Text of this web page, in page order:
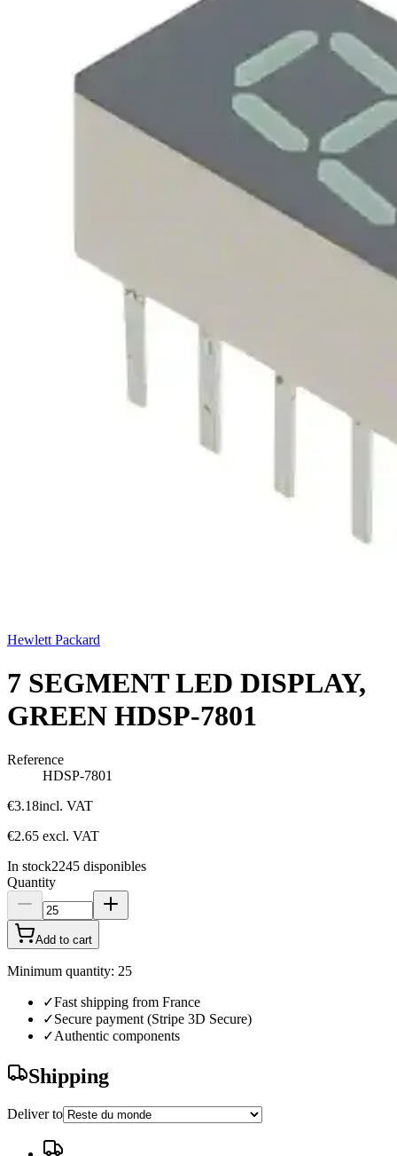
Hewlett Packard
7 SEGMENT LED DISPLAY,
GREEN HDSP-7801
Reference
HDSP-7801
€3.18incl. VAT
€2.65 excl. VAT
In stock2245 disponibles
Quantity
Add to cart
Minimum quantity: 25
✓Fast shipping from France
✓Secure payment (Stripe 3D Secure)
✓Authentic components
Shipping
Deliver to